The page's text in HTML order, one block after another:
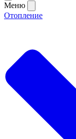
Меню
Отопление